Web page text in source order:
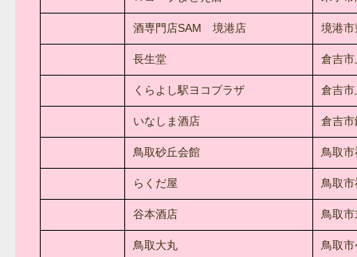
酒専門店SAM 境港店 境港
長生堂 倉吉
くらよし駅ヨコプラザ 倉吉
いなしま酒店 倉吉
鳥取砂丘会館 鳥取
らくだ屋 鳥取
谷本酒店 鳥取
鳥取大丸 鳥取